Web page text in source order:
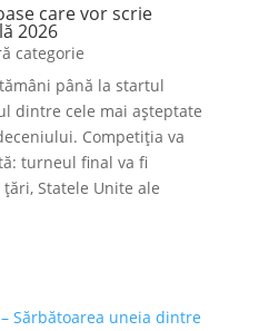
care vor scrie
2026
categorie
până la startul
dintre cele mai așteptate
Competiția va
turneul final va fi
Statele Unite ale